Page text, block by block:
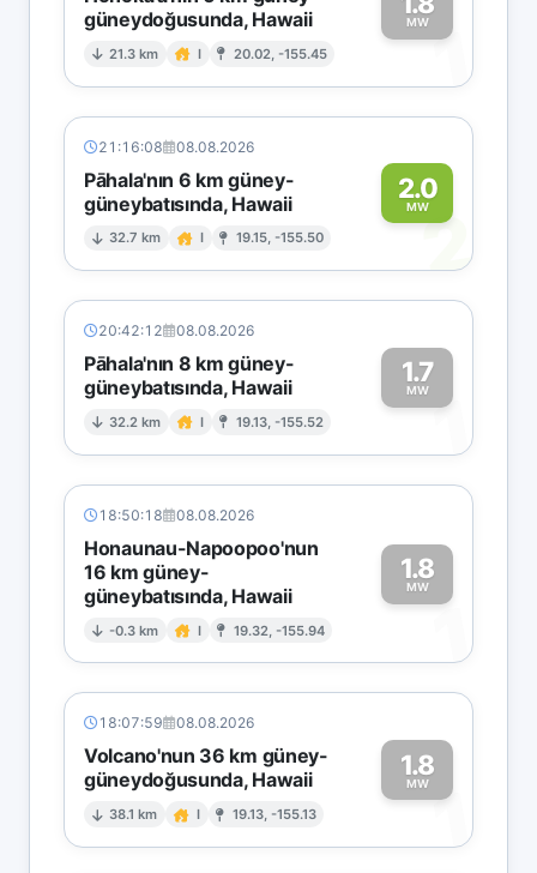
güneydoğusunda, Hawaii
21.3 km I 20.02, -155.45
MW1
21:16:08 08.08.2026
Pāhala'nın 6 km güney-
güneybatısında, Hawaii
32.7 km I 19.15, -155.50
2.0
MW2
20:42:12 08.08.2026
Pāhala'nın 8 km güney-
güneybatısında, Hawaii
32.2 km I 19.13, -155.52
1.7
MW1
18:50:18 08.08.2026
Honaunau-Napoopoo'nun
16 km güney-
güneybatısında, Hawaii
-0.3 km I 19.32, -155.94
1.8
MW
1
18:07:59 08.08.2026
Volcano'nun 36 km güney-
güneydoğusunda, Hawaii
38.1 km I 19.13, -155.13
1.8
MW1